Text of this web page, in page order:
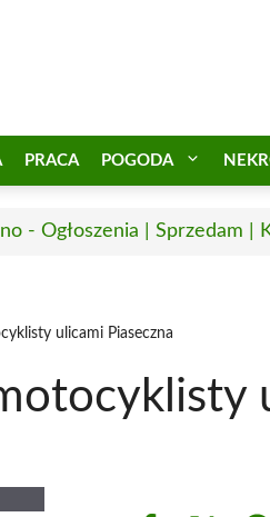
PRACA POGODA
- Ogłoszenia | Sprzedam |
ulicami Piaseczna